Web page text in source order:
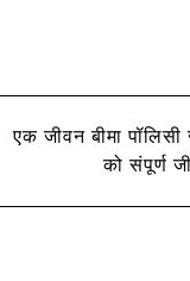
एक जीवन बीमा
को संपूर्ण